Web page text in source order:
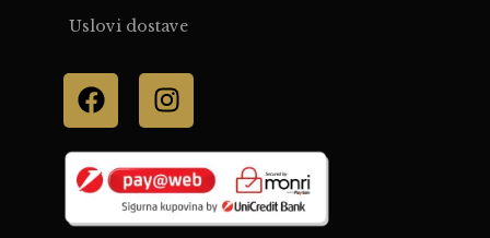
Uslovi dostave